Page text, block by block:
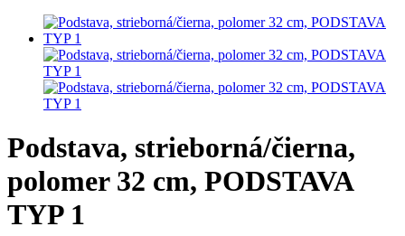
Podstava, strieborná/čierna,
polomer 32 cm, PODSTAVA
TYP 1